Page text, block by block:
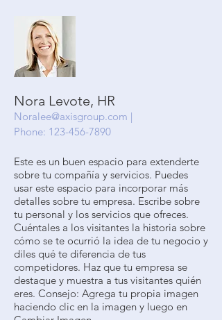
Nora Levote, HR
Noralee@axisgroup.com |
Phone: 123-456-7890
Este es un buen espacio para extenderte
sobre tu compañía y servicios. Puedes
usar este espacio para incorporar más
detalles sobre tu empresa. Escribe sobre
tu personal y los servicios que ofreces.
Cuéntales a los visitantes la historia sobre
cómo se te ocurrió la idea de tu negocio y
diles qué te diferencia de tus
competidores. Haz que tu empresa se
destaque y muestra a tus visitantes quién
eres. Consejo: Agrega tu propia imagen
haciendo clic en la imagen y luego en
Cambiar Imagen.